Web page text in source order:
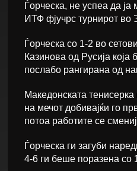
Ѓорческа, не успеа да
ИТФ фјучрс турнирот во
Ѓорческа со 1-2 во
Казинова од Русија која
послабо рангирана од
Македонската
на мечот добивајќи го
потоа работите се
Ѓорческа ги загуби
4-6 ги беше поразена со